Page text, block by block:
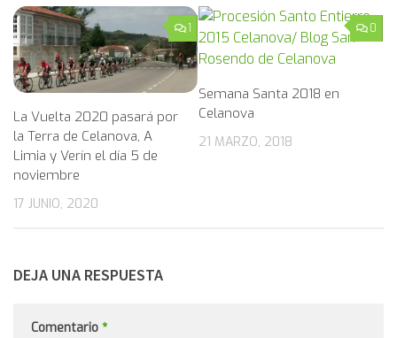
1
La Vuelta 2020 pasará por
la Terra de Celanova, A
Limia y Verín el día 5 de
noviembre
17 JUNIO, 2020
0
Semana Santa 2018 en
Celanova
21 MARZO, 2018
DEJA UNA RESPUESTA
Comentario *